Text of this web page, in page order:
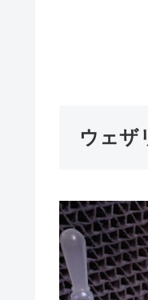
ウェザ